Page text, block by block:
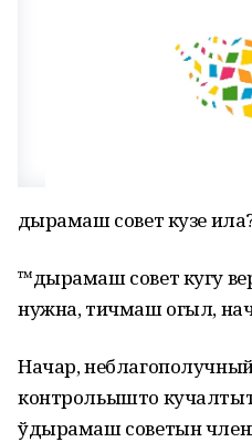
Ӱдырамаш совет кузе
™дырамаш совет кугу
нужна, тичмаш огыл,
Начар,
контрольышто
ўдырамаш советын